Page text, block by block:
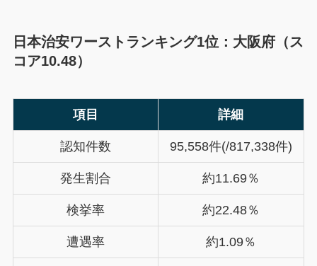
日本治安ワーストランキング1位：大阪府（ス
コア10.48）
項目 詳細
認知件数 95,558件(/817,338件)
発生割合 約11.69％
検挙率 約22.48％
遭遇率 約1.09％